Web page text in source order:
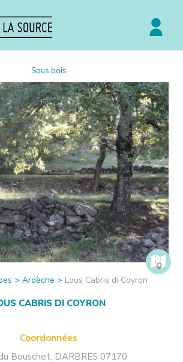
Sous bois
> Ardèche > Lous Cabris di Coyron
CABRIS DI COYRON
Coordonnées
Bouschet, DARBRES 07170